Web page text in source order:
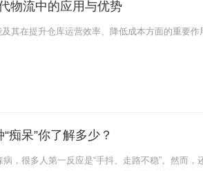
物流中的应用与优势
其在提升仓库运营效率、降低成本方面的重要作
痴呆”你了解多少？
，很多人第一反应是“手抖、走路不稳”。然而，